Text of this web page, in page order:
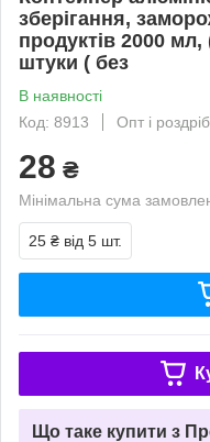
зберігання,
продуктів 2000
штуки ( без
В наявності
Код: 8913
Опт і роздріб
28 ₴
Мінімальна сума
25 ₴ від 5 шт.
Що таке купити з